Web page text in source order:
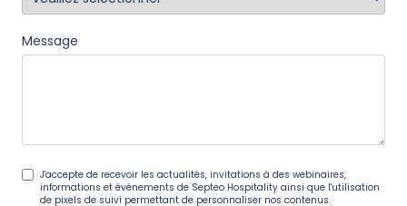
Message
J'accepte de recevoir les actualités, invitations à des webinaires,
informations et événements de Septeo Hospitality ainsi que l'utilisation
de pixels de suivi permettant de personnaliser nos contenus.